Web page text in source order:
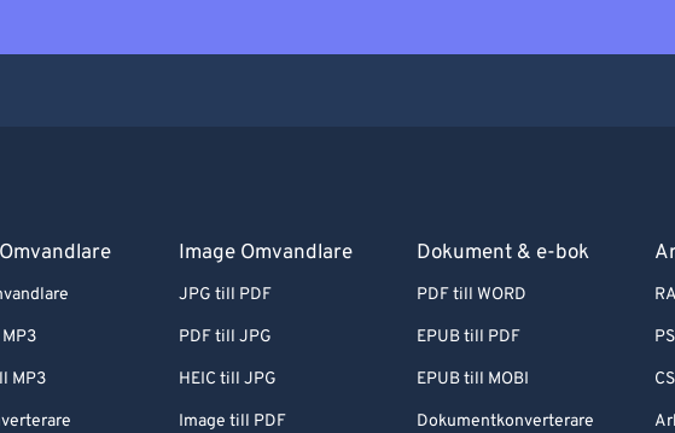
MP3
Image Omvandlare
JPG till PDF
PDF till JPG
HEIC till JPG
Image till PDF
Dokument & e-bok
PDF till WORD
EPUB till PDF
EPUB till MOBI
Dokumentkonverterare